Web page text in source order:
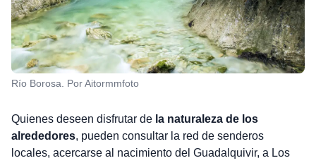
Río Borosa. Por Aitormmfoto
Quienes deseen disfrutar dela naturaleza de los
alrededores, pueden consultar la red de senderos
locales, acercarse al nacimiento del Guadalquivir, a Los